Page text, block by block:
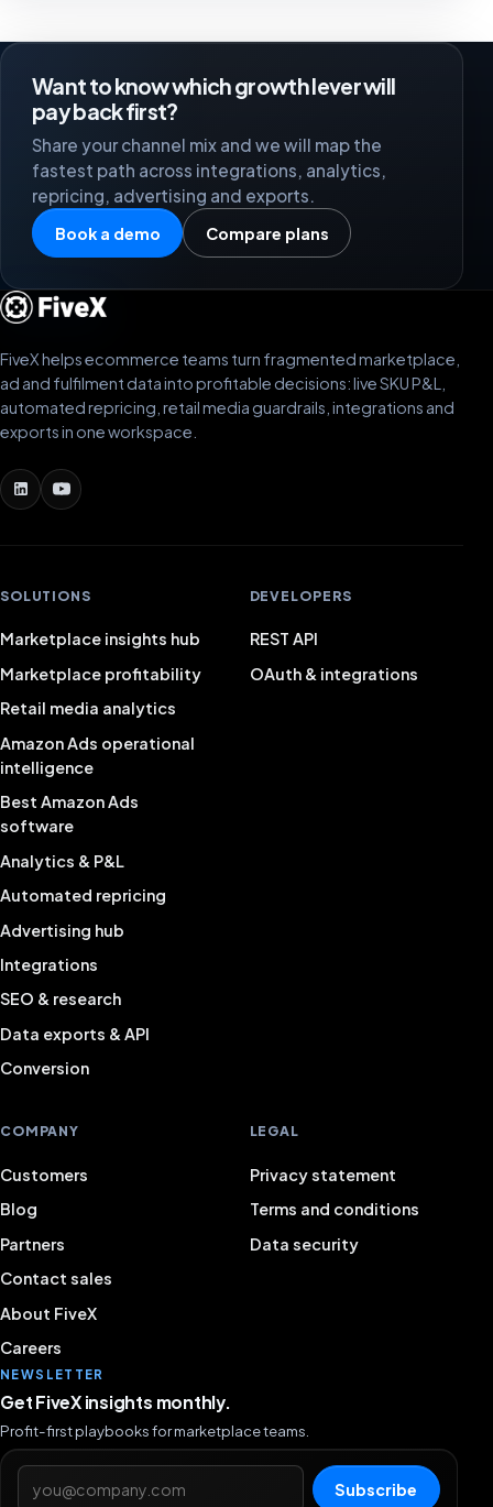
Want to know which growth lever will
pay back first?
Share your channel mix and we will map the
fastest path across integrations, analytics,
repricing, advertising and exports.
Book a demo Compare plans
FiveX helps ecommerce teams turn fragmented marketplace,
ad and fulfilment data into profitable decisions: live SKU P&L,
automated repricing, retail media guardrails, integrations and
exports in one workspace.
SOLUTIONS
Marketplace insights hub
Marketplace profitability
Retail media analytics
Amazon Ads operational
intelligence
Best Amazon Ads
software
Analytics & P&L
Automated repricing
Advertising hub
Integrations
SEO & research
Data exports & API
Conversion
DEVELOPERS
REST API
OAuth & integrations
COMPANY
Customers
Blog
Partners
Contact sales
About FiveX
Careers
LEGAL
Privacy statement
Terms and conditions
Data security
NEWSLETTER
Get FiveX insights monthly.
Profit-first playbooks for marketplace teams.
Email address
Subscribe